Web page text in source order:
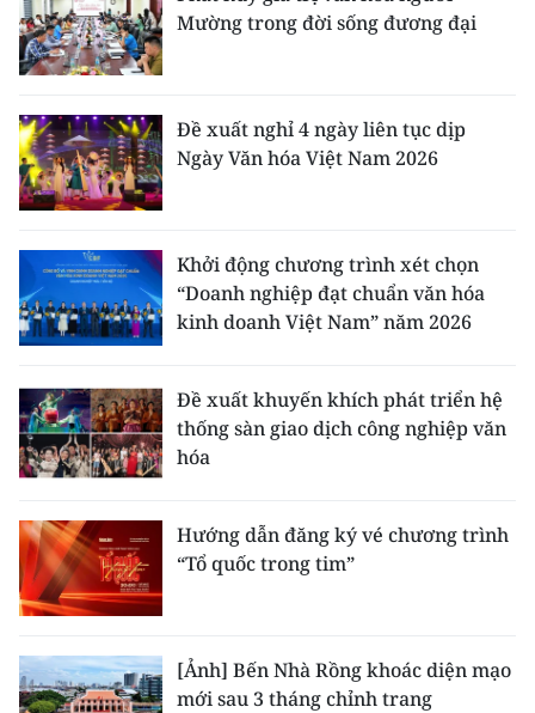
Mường trong đời sống đương đại
Đề xuất nghỉ 4 ngày liên tục dịp
Ngày Văn hóa Việt Nam 2026
Khởi động chương trình xét chọn
“Doanh nghiệp đạt chuẩn văn hóa
kinh doanh Việt Nam” năm 2026
Đề xuất khuyến khích phát triển hệ
thống sàn giao dịch công nghiệp văn
hóa
Hướng dẫn đăng ký vé chương trình
“Tổ quốc trong tim”
[Ảnh] Bến Nhà Rồng khoác diện mạo
mới sau 3 tháng chỉnh trang